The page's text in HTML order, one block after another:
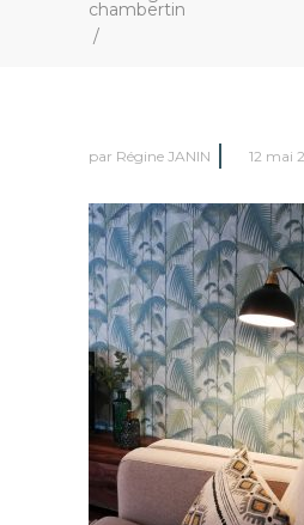
chambertin
/
par Régine JANIN 12 mai